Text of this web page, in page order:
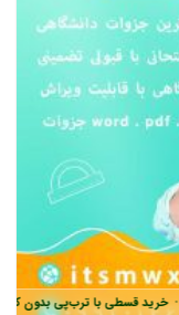
با ترب‌پی بدون کارمزد